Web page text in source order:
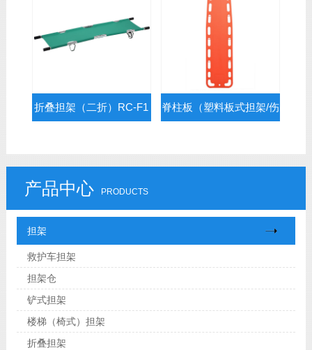
折叠担架（二折）RC-F1 脊柱板（塑料板式担架/伤
产品中心 PRODUCTS
担架
救护车担架
担架仓
铲式担架
楼梯（椅式）担架
折叠担架